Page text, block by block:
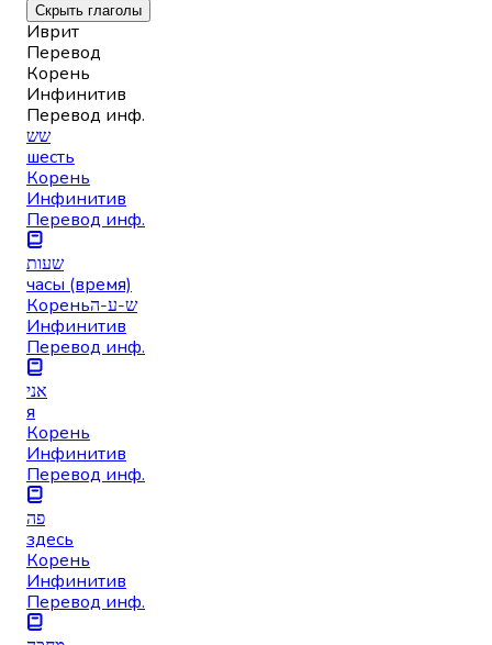
Скрыть глаголы
Иврит
Перевод
Корень
Инфинитив
Перевод инф.
שש
шесть
Корень
Инфинитив
Перевод инф.
שעות
часы (время)
Кореньש-ע-ה
Инфинитив
Перевод инф.
אני
я
Корень
Инфинитив
Перевод инф.
פה
здесь
Корень
Инфинитив
Перевод инф.